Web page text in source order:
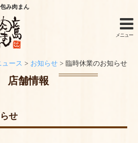
ショップ
み肉まん
メニュー
ース > お知らせ> 臨時休業のお知らせ
店舗情報
せ